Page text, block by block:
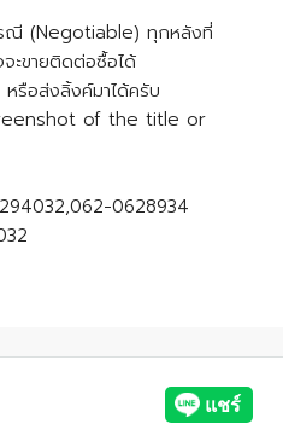
ณี (Negotiable) ทุกหลังที่
ะขายติดต่อซื้อได้
รือส่งลิ้งค์มาได้ครับ
of the title or
0628934